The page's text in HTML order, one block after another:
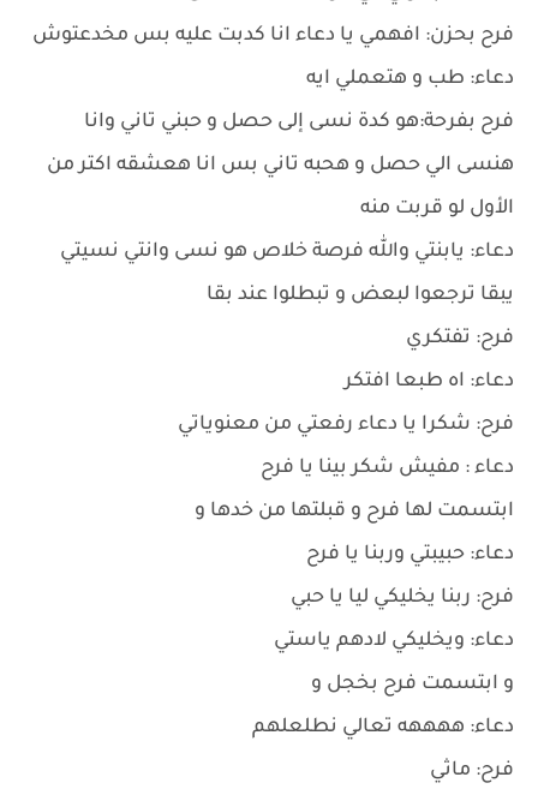
فرح بحزن: افهمي يا دعاء انا كدبت عليه بس مخدعتوش
دعاء: طب و هتعملي ايه
فرح بفرحة:هو كدة نسى إلى حصل و حبني تاني وانا
هنسى الي حصل و هحبه تاني بس انا هعشقه اكتر من
الأول لو قربت منه
دعاء: يابنتي والله فرصة خلاص هو نسى وانتي نسيتي
يبقا ترجعوا لبعض و تبطلوا عند بقا
فرح: تفتكري
دعاء: اه طبعا افتكر
فرح: شكرا يا دعاء رفعتي من معنوياتي
دعاء : مفيش شكر بينا يا فرح
ابتسمت لها فرح و قبلتها من خدها و
دعاء: حبيبتي وربنا يا فرح
فرح: ربنا يخليكي ليا يا حبي
دعاء: ويخليكي لادهم ياستي
و ابتسمت فرح بخجل و
دعاء: ههههه تعالي نطلعلهم
فرح: ماثي